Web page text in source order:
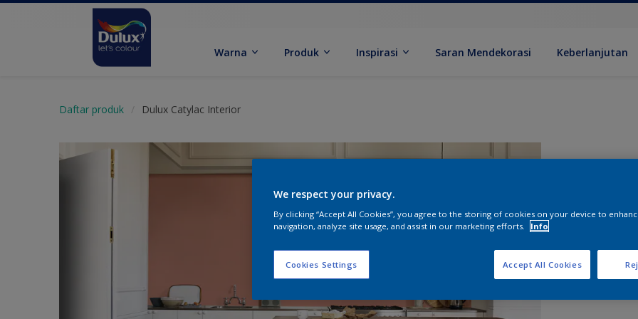
Warna Produk Inspirasi Saran Mendekorasi Keberlanjutan
Daftar produk Dulux Catylac Interior
We respect your privacy.
By clicking “Accept All Cookies”, you agree to the storing of cookies on your device to
navigation, analyze site usage, and assist in our marketing efforts.
Info
Cookies Settings Accept All Cookies